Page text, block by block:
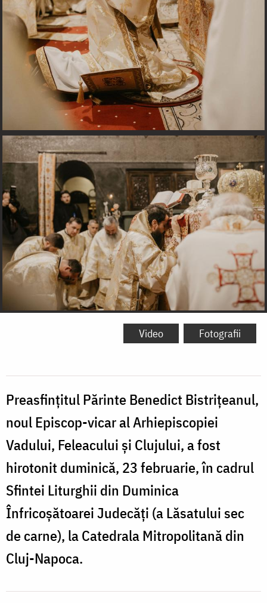
Video Fotografii
Preasfinţitul Părinte Benedict Bistriţeanul,
noul Episcop-vicar al Arhiepiscopiei
Vadului, Feleacului şi Clujului, a fost
hirotonit duminică, 23 februarie, în cadrul
Sfintei Liturghii din Duminica
Înfricoşătoarei Judecăţi (a Lăsatului sec
de carne), la Catedrala Mitropolitană din
Cluj-Napoca.